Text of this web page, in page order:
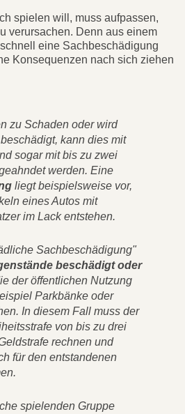
spielen will, muss aufpassen,
verursachen. Denn aus einem
eine Sachbeschädigung
Konsequenzen nach sich ziehen
zu Schaden oder wird
kann dies mit
sogar mit bis zu zwei
werden. Eine
liegt beispielsweise vor,
eines Autos mit
im Lack entstehen.
Sachbeschädigung"
beschädigt oder
der öffentlichen Nutzung
Parkbänke oder
In diesem Fall muss der
von bis zu drei
rechnen und
für den entstandenen
spielenden Gruppe